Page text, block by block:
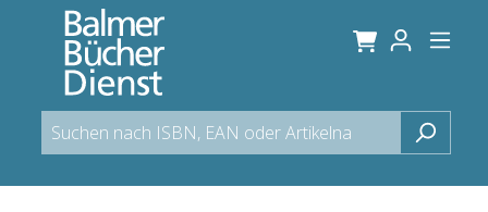
springen